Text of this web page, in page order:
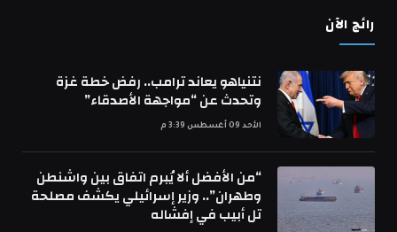
رائج الآن
نتنياهو يعاند ترامب.. رفض خطة غزة
وتحدث عن “مواجهة الأصدقاء”
الأحد 09 أغسطس 3:39 م
“من الأفضل ألا يُبرم اتفاق بين واشنطن
وطهران”.. وزير إسرائيلي يكشف مصلحة
تل أبيب في إفشاله